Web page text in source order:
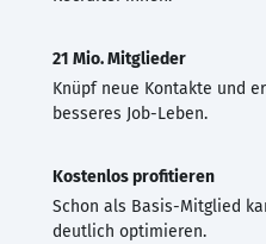
21 Mio. Mitglieder
Knüpf neue Kontakte und
besseres Job-Leben.
Kostenlos profitieren
Schon als Basis-Mitglied
deutlich optimieren.